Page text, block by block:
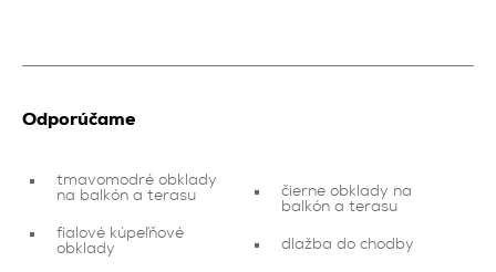
Odporúčame
tmavomodré obklady
na balkón a terasu
fialové kúpeľňové
obklady
čierne obklady na
balkón a terasu
dlažba do chodby